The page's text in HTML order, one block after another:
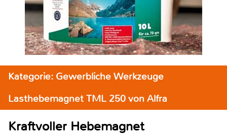
Kategorie: Gewerbliche Werkzeuge
Lasthebemagnet TML 250 von Alfra
Kraftvoller Hebemagnet